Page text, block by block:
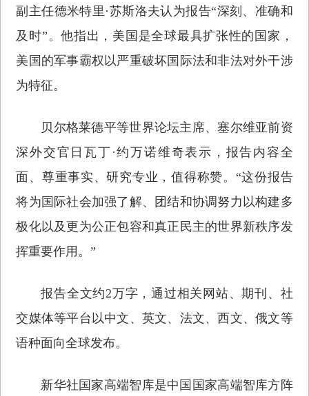
副主任德米特里·苏斯洛夫认为报告“深刻、准确和
及时”。他指出，美国是全球最具扩张性的国家，
美国的军事霸权以严重破坏国际法和非法对外干涉
为特征。
贝尔格莱德平等世界论坛主席、塞尔维亚前资
深外交官日瓦丁·约万诺维奇表示，报告内容全
面、尊重事实、研究专业，值得称赞。“这份报告
将为国际社会加强了解、团结和协调努力以构建多
极化以及更为公正包容和真正民主的世界新秩序发
挥重要作用。”
报告全文约2万字，通过相关网站、期刊、社
交媒体等平台以中文、英文、法文、西文、俄文等
语种面向全球发布。
新华社国家高端智库是中国国家高端智库方阵